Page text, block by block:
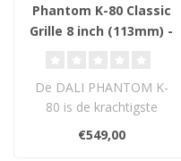
Phantom K-80 Classic
Grille 8 inch (113mm) -
De DALI PHANTOM K-
80 is de krachtigste
luidspreker uit de K-serie,
met een 8" ho..
€549,00